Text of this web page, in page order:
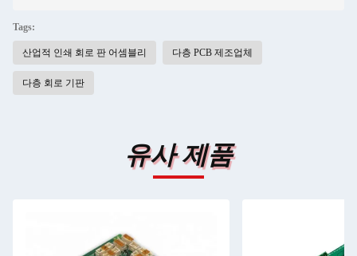
Tags:
산업적 인쇄 회로 판 어셈블리 다층 PCB 제조업체
다층 회로 기판
유사 제품